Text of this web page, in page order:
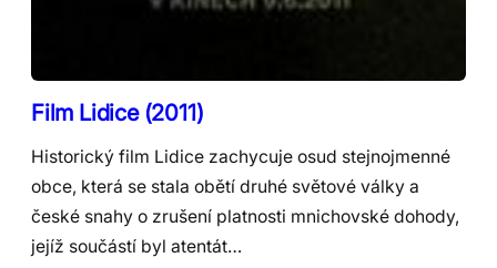
Film Lidice (2011)
Historický film Lidice zachycuje osud stejnojmenné
obce, která se stala obětí druhé světové války a
české snahy o zrušení platnosti mnichovské dohody,
jejíž součástí byl atentát…